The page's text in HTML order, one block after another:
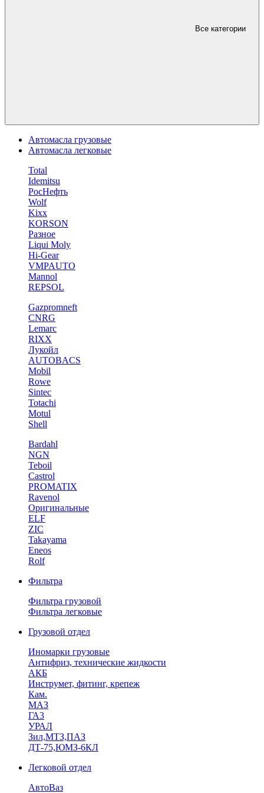
Все категории
Автомасла грузовые
Автомасла легковые
Total
Idemitsu
РосНефть
Wolf
Kixx
KORSON
Разное
Liqui Moly
Hi-Gear
VMPAUTO
Mannol
REPSOL
Gazpromneft
CNRG
Lemarc
RIXX
Лукойл
AUTOBACS
Mobil
Rowe
Sintec
Totachi
Motul
Shell
Bardahl
NGN
Teboil
Castrol
PROMATIX
Ravenol
Оригинальные
ELF
ZIC
Takayama
Eneos
Rolf
Фильтра
Фильтра грузовой
Фильтра легковые
Грузовой отдел
Иномарки грузовые
Антифриз, технические жидкости
АКБ
Инструмет, фитинг, крепеж
Кам.
МАЗ
ГА3
УРАЛ
Зил,МТЗ,ПАЗ
ДТ-75,ЮМЗ-6КЛ
Легковой отдел
АвтоВаз